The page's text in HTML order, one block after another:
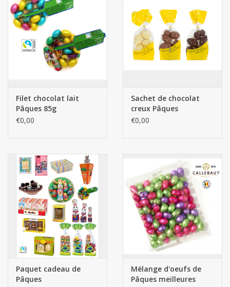
Bonbons de carnaval
Cadeaux de Pâques
Filet chocolat lait
Pâques 85g
€0,00
Sachet de chocolat
creux Pâques
€0,00
Paquet cadeau de
Pâques
Mélange d'oeufs de
Pâques meilleures